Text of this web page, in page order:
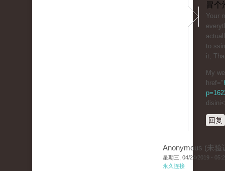
冒个
Yoսr
to
it,
My
href="
回复
Anonymous (未验
星期三, 04/24/2019 -
永久连接